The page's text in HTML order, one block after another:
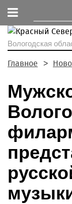
Вологодская
Главное